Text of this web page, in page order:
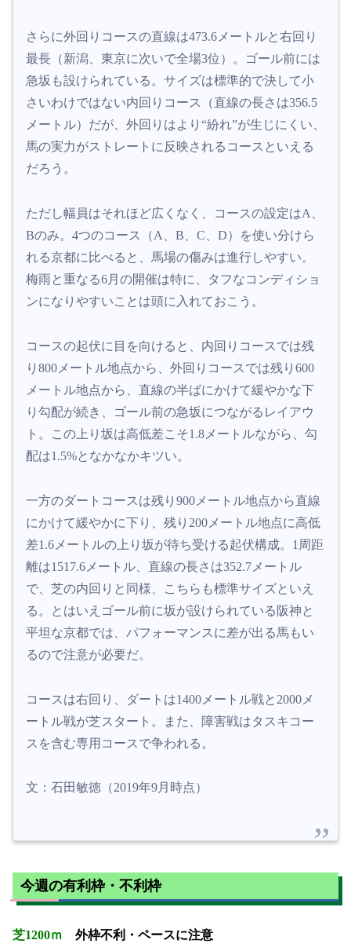
さらに外回りコースの直線は473.6メートルと右回り
最長（新潟、東京に次いで全場3位）。ゴール前には
急坂も設けられている。サイズは標準的で決して小
さいわけではない内回りコース（直線の長さは356.5
メートル）だが、外回りはより“紛れ”が生じにくい、
馬の実力がストレートに反映されるコースといえる
だろう。
ただし幅員はそれほど広くなく、コースの設定はA、
Bのみ。4つのコース（A、B、C、D）を使い分けら
れる京都に比べると、馬場の傷みは進行しやすい。
梅雨と重なる6月の開催は特に、タフなコンディショ
ンになりやすいことは頭に入れておこう。
コースの起伏に目を向けると、内回りコースでは残
り800メートル地点から、外回りコースでは残り600
メートル地点から、直線の半ばにかけて緩やかな下
り勾配が続き、ゴール前の急坂につながるレイアウ
ト。この上り坂は高低差こそ1.8メートルながら、勾
配は1.5%となかなかキツい。
一方のダートコースは残り900メートル地点から直線
にかけて緩やかに下り、残り200メートル地点に高低
差1.6メートルの上り坂が待ち受ける起伏構成。1周距
離は1517.6メートル、直線の長さは352.7メートル
で、芝の内回りと同様、こちらも標準サイズといえ
る。とはいえゴール前に坂が設けられている阪神と
平坦な京都では、パフォーマンスに差が出る馬もい
るので注意が必要だ。
コースは右回り、ダートは1400メートル戦と2000メ
ートル戦が芝スタート。また、障害戦はタスキコー
スを含む専用コースで争われる。
文：石田敏徳（2019年9月時点）
今週の有利枠・不利枠
芝1200ｍ 外枠不利・ペースに注意